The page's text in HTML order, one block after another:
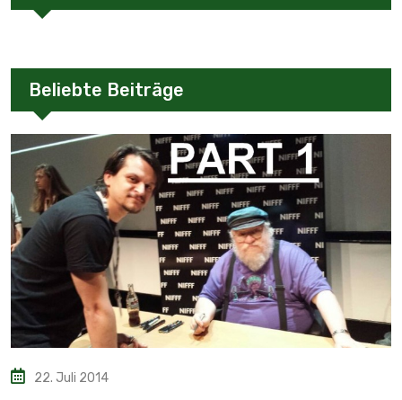
Beliebte Beiträge
22. Juli 2014